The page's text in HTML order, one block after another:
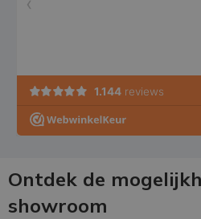
Ontdek de
showroom